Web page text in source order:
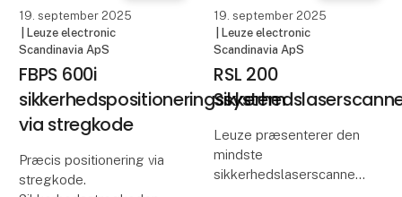
19. september 2025
| Leuze electronic
Scandinavia ApS
FBPS 600i
sikkerhedspositioneringssystem
via stregkode
Præcis positionering via
stregkode.
19. september 2025
| Leuze electronic
Scandinavia ApS
RSL 200
Leuze præsenterer den
mindste
sikkerhedslaserscanner